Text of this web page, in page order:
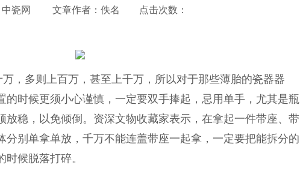
中瓷网 文章作者：佚名 点击次数：
，多则上百万，甚至上千万，所以对于那些薄胎的瓷器器
的时候更须小心谨慎，一定要双手捧起，忌用单手，尤其是瓶
放稳，以免倾倒。资深文物收藏家表示，在拿起一件带座、带
分别单拿单放，千万不能连盖带座一起拿，一定要把能拆分的
候脱落打碎。